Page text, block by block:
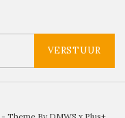
VERSTUUR